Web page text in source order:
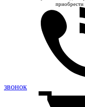
приобрести
звонок